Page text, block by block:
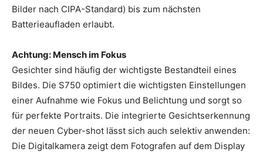
Bilder nach CIPA-Standard) bis zum nächsten
Batterieaufladen erlaubt.
Achtung: Mensch im Fokus
Gesichter sind häufig der wichtigste Bestandteil eines
Bildes. Die S750 optimiert die wichtigsten Einstellungen
einer Aufnahme wie Fokus und Belichtung und sorgt so
für perfekte Portraits. Die integrierte Gesichtserkennung
der neuen Cyber-shot lässt sich auch selektiv anwenden:
Die Digitalkamera zeigt dem Fotografen auf dem Display